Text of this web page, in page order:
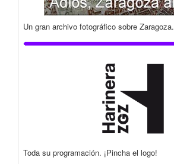
Un gran archivo fotográfico sobre Zaragoza.
Toda su programación. ¡Pincha el logo!